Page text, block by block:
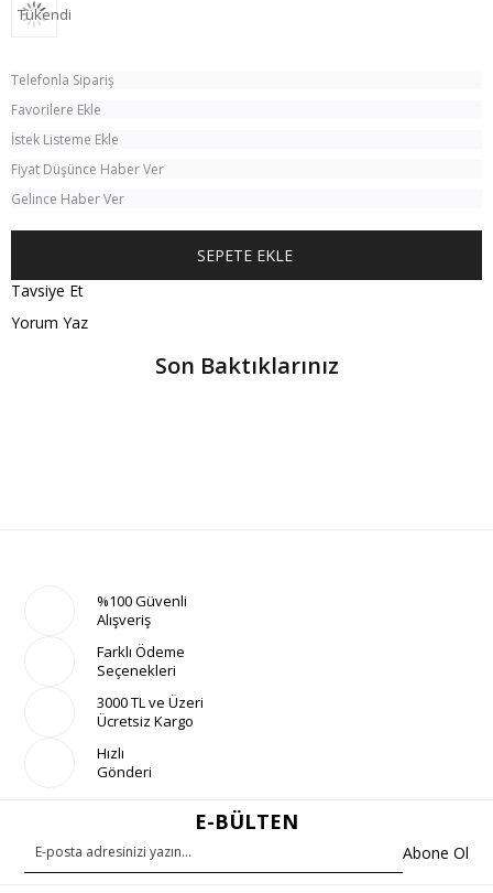
Tükendi
Telefonla Sipariş
Favorilere Ekle
İstek Listeme Ekle
Fiyat Düşünce Haber Ver
Gelince Haber Ver
Tavsiye Et
Yorum Yaz
Son Baktıklarınız
%100 Güvenli
Alışveriş
Farklı Ödeme
Seçenekleri
3000 TL ve Üzeri
Ücretsiz Kargo
Hızlı
Gönderi
E-BÜLTEN
Abone Ol